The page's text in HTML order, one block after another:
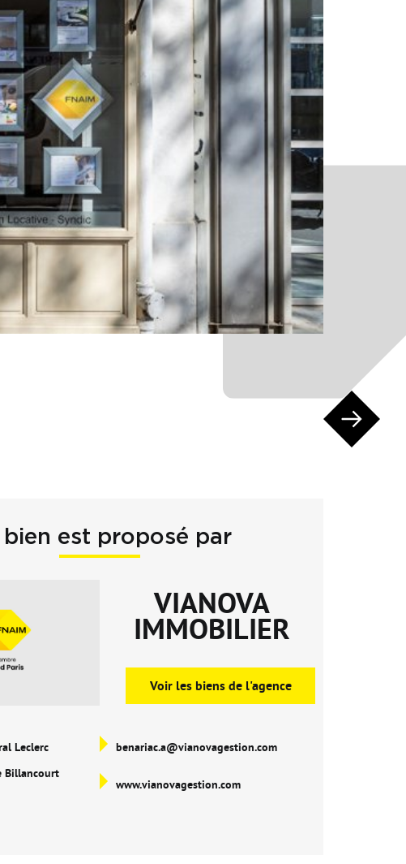
bien est proposé par
VIANOVA
IMMOBILIER
Voir les biens de l'agence
Leclerc
Billancourt
benariac.a@vianovagestion.com
www.vianovagestion.com